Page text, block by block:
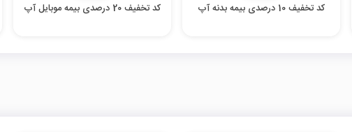
کد تخفیف 10 درصدی بیمه بدنه آپ کد تخفیف 20 درصدی بیمه موبایل آپ